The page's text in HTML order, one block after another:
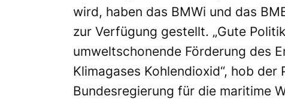
wird, haben das BMWi und das
zur Verfügung gestellt. „Gute
umweltschonende Förderung des
Klimagases Kohlendioxid“, hob
Bundesregierung für die maritime